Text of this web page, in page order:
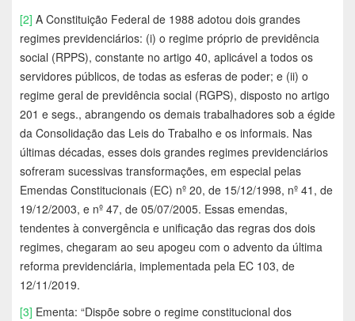
[2] A Constituição Federal de 1988 adotou dois grandes
regimes previdenciários: (i) o regime próprio de previdência
social (RPPS), constante no artigo 40, aplicável a todos os
servidores públicos, de todas as esferas de poder; e (ii) o
regime geral de previdência social (RGPS), disposto no artigo
201 e segs., abrangendo os demais trabalhadores sob a égide
da Consolidação das Leis do Trabalho e os informais. Nas
últimas décadas, esses dois grandes regimes previdenciários
sofreram sucessivas transformações, em especial pelas
Emendas Constitucionais (EC) nº 20, de 15/12/1998, nº 41, de
19/12/2003, e nº 47, de 05/07/2005. Essas emendas,
tendentes à convergência e unificação das regras dos dois
regimes, chegaram ao seu apogeu com o advento da última
reforma previdenciária, implementada pela EC 103, de
12/11/2019.
[3] Ementa: “Dispõe sobre o regime constitucional dos